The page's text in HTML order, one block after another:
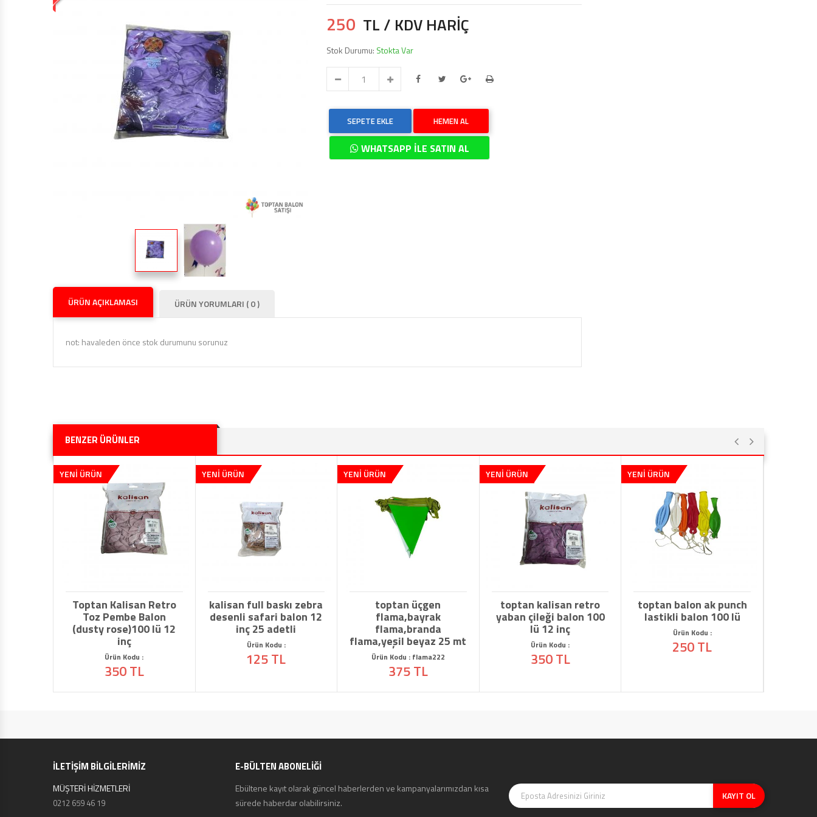
BALON ŞIŞIRME MAKINALARI
IŞIKLI BALON,LED IŞIKLI BALON
250 TL / KDV HARİÇ
Stok Durumu: Stokta Var
SEPETE EKLE HEMEN AL
WHATSAPP İLE SATIN AL
ÜRÜN AÇIKLAMASI ÜRÜN YORUMLARI ( 0 )
not: havaleden önce stok durumunu sorunuz
BENZER ÜRÜNLER
YENİ ÜRÜN
kalisan full baskı zebra
desenli safari balon 12
inç 25 adetli
Ürün Kodu :
125 TL
YENİ ÜRÜN
toptan üçgen
flama,bayrak
flama,branda
flama,yeşil beyaz 25 mt
Ürün Kodu : flama222
375 TL
YENİ ÜRÜN
toptan kalisan retro
yaban çileği balon 100
lü 12 inç
Ürün Kodu :
350 TL
YENİ ÜRÜN
toptan balon ak punch
lastikli balon 100 lü
Ürün Kodu :
250 TL
İLETİŞİM BİLGİLERİMİZ
MÜŞTERİ HİZMETLERİ
0212 659 46 19
E-BÜLTEN ABONELİĞİ
Ebültene kayıt olarak güncel haberlerden ve kampanyalarımızdan kısa
sürede haberdar olabilirsiniz.
KAYIT OL